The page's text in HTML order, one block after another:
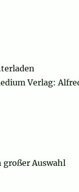
Verlag:
großer Auswahl
of Orient Are“